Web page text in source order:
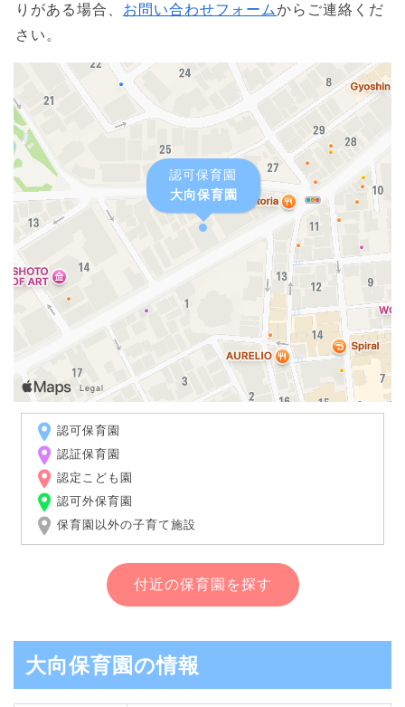
りがある場合、 お問い合わせフォームからご連絡くだ
さい。
認可保育園
大向保育園
認可保育園
認証保育園
認定こども園
認可外保育園
保育園以外の子育て施設
付近の保育園を探す
大向保育園の情報